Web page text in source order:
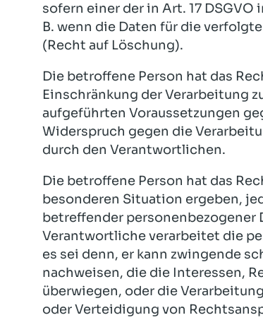
sofern einer der in Art. 17
B. wenn die Daten für die
(Recht auf Löschung).
Die betroffene Person hat das
Einschränkung der Verarbeitung
aufgeführten Voraussetzungen
Widerspruch gegen die
durch den Verantwortlichen.
Die betroffene Person hat das
besonderen Situation ergeben,
betreffender personenbezogener
Verantwortliche verarbeitet die
es sei denn, er kann zwingende
nachweisen, die die Interessen,
überwiegen, oder die
oder Verteidigung von